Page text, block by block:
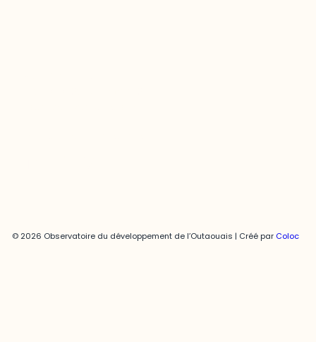
© 2026 Observatoire du développement de l’Outaouais | Créé par Coloc